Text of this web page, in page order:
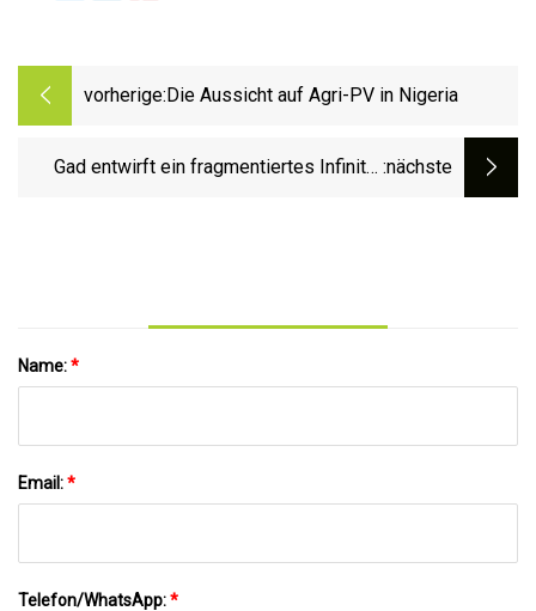
vorherige: Die Aussicht auf Agri-PV in Nigeria
Gad entwirft ein fragmentiertes Infinity- :nächste
Name:*
Email:*
Telefon/WhatsApp:*